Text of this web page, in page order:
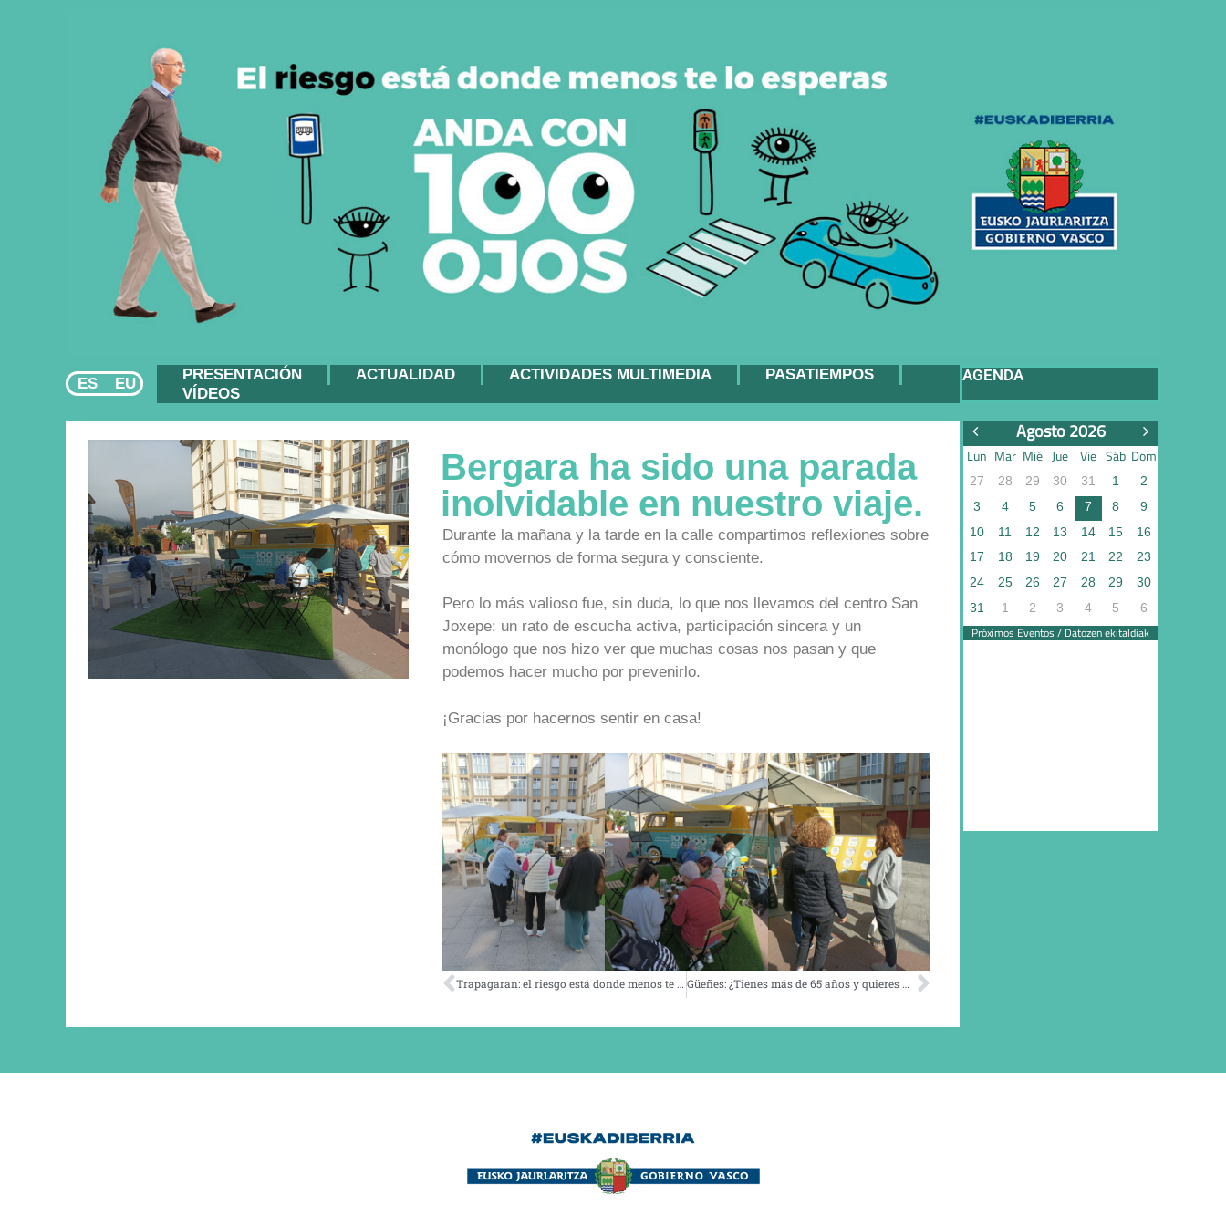
ES EU
PRESENTACIÓN ACTUALIDAD ACTIVIDADES MULTIMEDIA
PASATIEMPOS
VÍDEOS
AGENDA
Bergara ha sido una parada
inolvidable en nuestro viaje.
Durante la mañana y la tarde en la calle compartimos reflexiones sobre
cómo movernos de forma segura y consciente.
Pero lo más valioso fue, sin duda, lo que nos llevamos del centro San
Joxepe: un rato de escucha activa, participación sincera y un
monólogo que nos hizo ver que muchas cosas nos pasan y que
podemos hacer mucho por prevenirlo.
¡Gracias por hacernos sentir en casa!
Trapagaran: el riesgo está donde menos te lo esperas Güeñes: ¿Tienes más de 65 años y quieres moverte con más seguridad por tu pueblo?
Agosto 2026
Lun Mar Mié Jue Vie Sáb Dom
27 28 29 30 31 1
2
3
4 5 6 7 8
9
10
11 12 13 14 15
16
17
18 19 20 21 22
23
24
25 26 27 28 29
30
31
1 2 3 4 5 6
Próximos Eventos / Datozen ekitaldiak